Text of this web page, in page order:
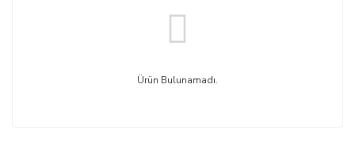
Ürün Bulunamadı.